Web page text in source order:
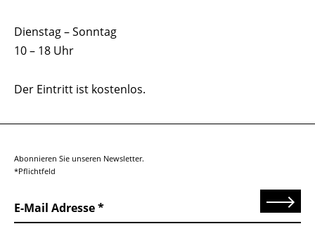
Dienstag – Sonntag
10 – 18 Uhr
Der Eintritt ist kostenlos.
Abonnieren Sie unseren Newsletter.
*Pflichtfeld
E-Mail Adresse Senden